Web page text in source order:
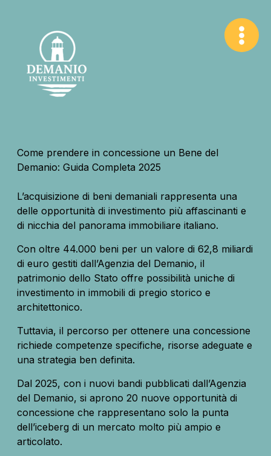
Come prendere in concessione un Bene del
Demanio: Guida Completa 2025
L’acquisizione di beni demaniali rappresenta una
delle opportunità di investimento più affascinanti e
di nicchia del panorama immobiliare italiano.
Con oltre 44.000 beni per un valore di 62,8 miliardi
di euro gestiti dall’Agenzia del Demanio, il
patrimonio dello Stato offre possibilità uniche di
investimento in immobili di pregio storico e
architettonico.
Tuttavia, il percorso per ottenere una concessione
richiede competenze specifiche, risorse adeguate e
una strategia ben definita.
Dal 2025, con i nuovi bandi pubblicati dall’Agenzia
del Demanio, si aprono 20 nuove opportunità di
concessione che rappresentano solo la punta
dell’iceberg di un mercato molto più ampio e
articolato.